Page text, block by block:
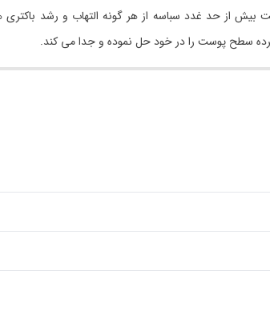
بیش از حد غدد سباسه از هر گونه التهاب و رشد
سطح پوست را در خود حل نموده و جدا می کند.